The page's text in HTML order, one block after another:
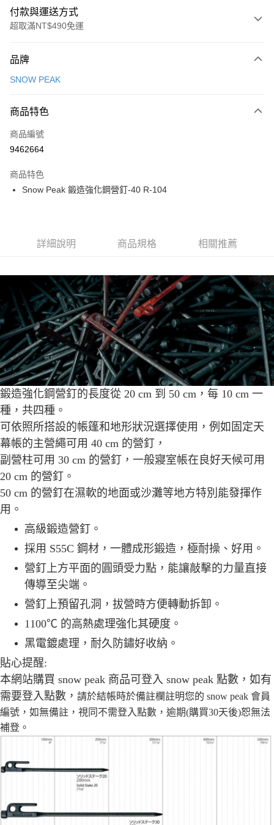
付款與運送方式
超取滿NT$490免運
信用卡一次付款
3 期 0 利率 每期
合作金庫商業銀行
上海商業儲蓄銀行
臺灣中小企業銀行
匯豐（台灣）商業銀行
華泰商業銀行
台新國際商業銀行
中國信託商業銀行
超商取貨付款
LINE Pay
Apple Pay
全家取貨付款
付款後全家取貨
每筆NT$60，滿NT$490(含以上)免運費
7-11取貨付款
每筆NT$60，滿NT$490(含以上)免運費
付款後7-11取貨
每筆NT$60，滿NT$490(含以上)免運費
宅配
每筆NT$80，滿NT$490(含以上)免運費
離島宅配
每筆NT$80，滿NT$490(含以上)免運費
付款後門市自取
品牌
SNOW PEAK
商品特色
商品編號
9462664
商品特色
Snow Peak 鍛造強化鋼營釘-40 R-104
詳細說明 商品規格 相關推薦
鍛造強化鋼營釘的長度從 20 cm 到 50 cm，每 10 cm 一
種，共四種。
可依照所搭設的帳篷和地形狀況選擇使用，例如固定天
幕帳的主營繩可用 40 cm 的營釘，
副營柱可用 30 cm 的營釘，一般寢室帳在良好天候可用
20 cm 的營釘。
50 cm 的營釘在濕軟的地面或沙灘等地方特別能發揮作
用。
高級鍛造營釘。
採用 S55C 鋼材，一體成形鍛造，極耐操、好用。
營釘上方平面的圓頭受力點，能讓敲擊的力量直接
傳導至尖端。
營釘上預留孔洞，拔營時方便轉動拆卸。
1100℃ 的高熱處理強化其硬度。
黑電鍍處理，耐久防鏽好收納。
貼心提醒:
本網站購買 snow peak 商品可登入 snow peak 點數，如有
需要登入點數， 請於結帳時於備註欄註明您的 snow peak 會員
編號，如無備註， 視同不需登入點數，逾期(購買30天後)恕無法
補登。